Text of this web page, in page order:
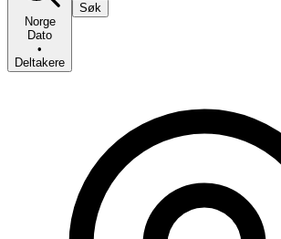
Norge
Dato
•
Deltakere
Søk